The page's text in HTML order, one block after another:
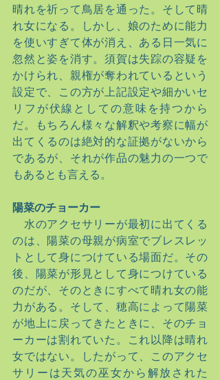
晴れを祈って鳥居を通った。そして晴
れ女になる。しかし、娘のために能力
を使いすぎて体が消え、ある日一気に
忽然と姿を消す。須賀は失踪の容疑を
かけられ、親権が奪われているという
設定で、この方が上記設定や細かいセ
リフが伏線としての意味を持つから
だ。もちろん様々な解釈や考察に幅が
出てくるのは絶対的な証拠がないから
であるが、それが作品の魅力の一つで
もあるとも言える。
陽菜のチョーカー
水のアクセサリーが最初に出てくる
のは、陽菜の母親が病室でブレスレッ
トとして身につけている場面だ。その
後、陽菜が形見として身につけている
のだが、そのときにすべて晴れ女の能
力がある。そして、穂高によって陽菜
が地上に戻ってきたときに、そのチョ
ーカーは割れていた。これ以降は晴れ
女ではない。したがって、このアクセ
サリーは天気の巫女から解放された